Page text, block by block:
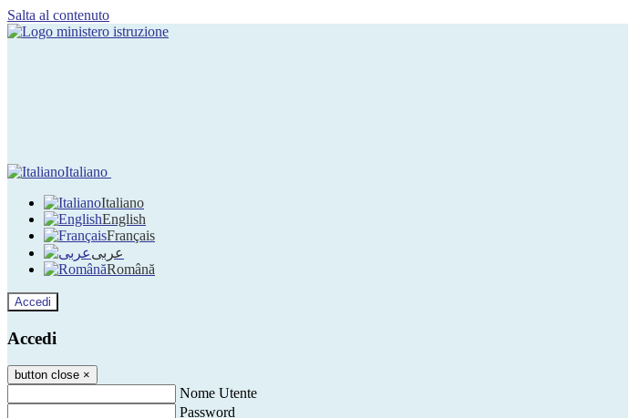
Salta al contenuto
Italiano
Italiano
English
Français
عربى
Română
Accedi
Accedi
button close ×
Nome Utente
Password